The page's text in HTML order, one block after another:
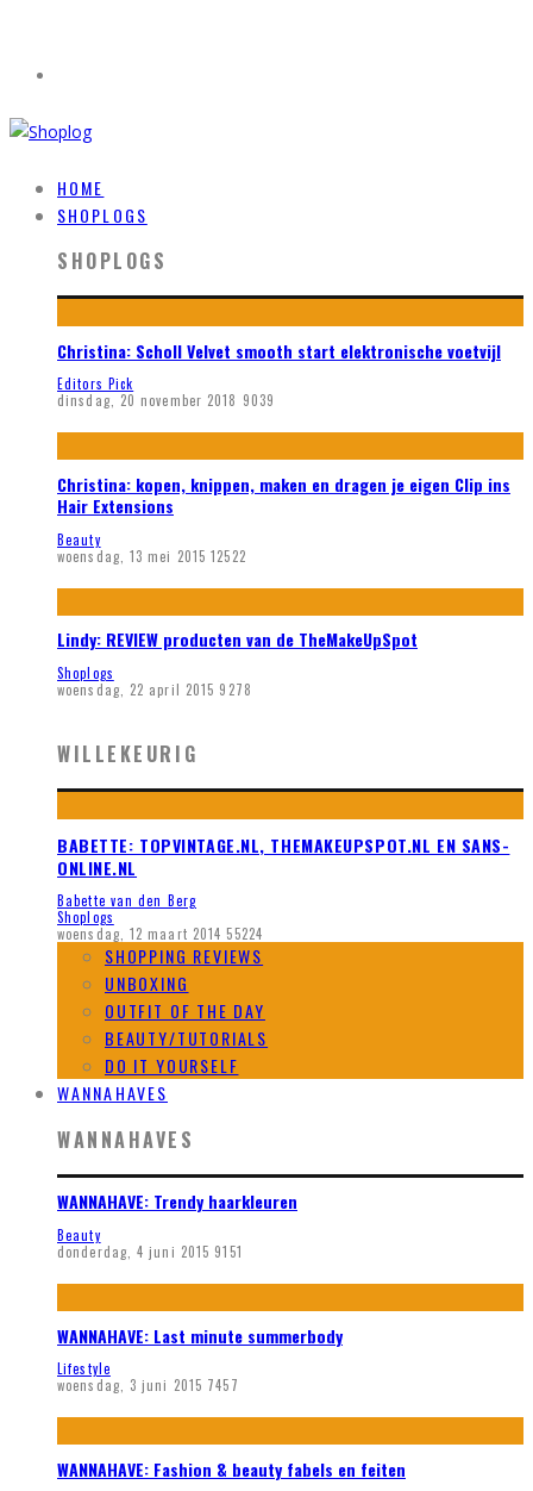
HOME
SHOPLOGS
SHOPLOGS
Christina: Scholl Velvet smooth start elektronische voetvijl
Editors Pick
dinsdag, 20 november 2018 9039
Christina: kopen, knippen, maken en dragen je eigen Clip ins
Hair Extensions
Beauty
woensdag, 13 mei 2015 12522
Lindy: REVIEW producten van de TheMakeUpSpot
Shoplogs
woensdag, 22 april 2015 9278
WILLEKEURIG
BABETTE: TOPVINTAGE.NL, THEMAKEUPSPOT.NL EN SANS-
ONLINE.NL
Babette van den Berg
Shoplogs
woensdag, 12 maart 2014 55224
SHOPPING REVIEWS
UNBOXING
OUTFIT OF THE DAY
BEAUTY/TUTORIALS
DO IT YOURSELF
WANNAHAVES
WANNAHAVES
WANNAHAVE: Trendy haarkleuren
Beauty
donderdag, 4 juni 2015 9151
WANNAHAVE: Last minute summerbody
Lifestyle
woensdag, 3 juni 2015 7457
WANNAHAVE: Fashion & beauty fabels en feiten